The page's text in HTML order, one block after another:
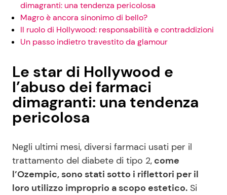
dimagranti: una tendenza pericolosa
Magro è ancora sinonimo di bello?
Il ruolo di Hollywood: responsabilità e contraddizioni
Un passo indietro travestito da glamour
Le star di Hollywood e
l’abuso dei farmaci
dimagranti: una tendenza
pericolosa
Negli ultimi mesi, diversi farmaci usati per il
trattamento del diabete di tipo 2, come
l’Ozempic, sono stati sotto i riflettori per il
loro utilizzo improprio a scopo estetico. Si